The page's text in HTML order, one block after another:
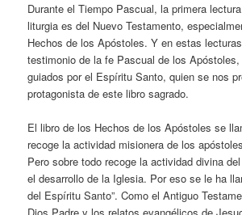
Durante el Tiempo Pascual, la primera
liturgia es del Nuevo Testamento,
Hechos de los Apóstoles. Y en estas
testimonio de la fe Pascual de los
guiados por el Espíritu Santo, quien se nos
protagonista de este libro sagrado.
El libro de los Hechos de los Apóstoles se
recoge la actividad misionera de los
Pero sobre todo recoge la actividad divina
el desarrollo de la Iglesia. Por eso se le ha
del Espíritu Santo”. Como el Antiguo